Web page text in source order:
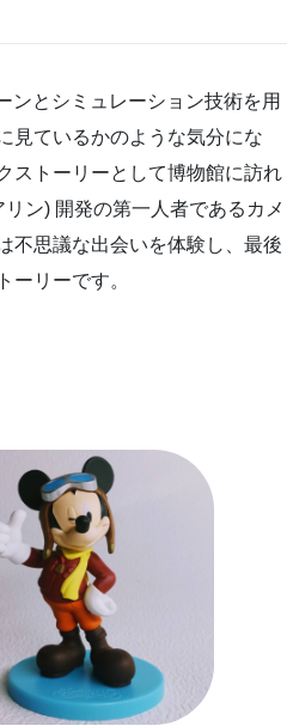
ンとシミュレーション技術を用
見ているかのような気分にな
ストーリーとして博物館に訪れ
ン) 開発の第一人者であるカメ
不思議な出会いを体験し、最後
ーリーです。